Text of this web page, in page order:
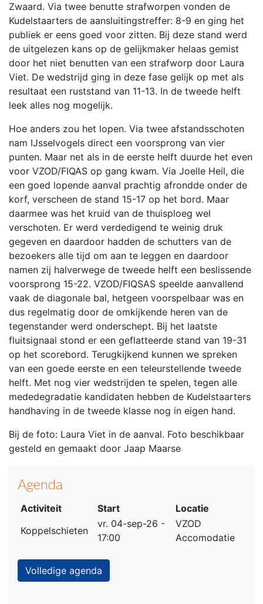
Zwaard. Via twee benutte strafworpen vonden de
Kudelstaarters de aansluitingstreffer: 8-9 en ging het
publiek er eens goed voor zitten. Bij deze stand werd
de uitgelezen kans op de gelijkmaker helaas gemist
door het niet benutten van een strafworp door Laura
Viet. De wedstrijd ging in deze fase gelijk op met als
resultaat een ruststand van 11-13. In de tweede helft
leek alles nog mogelijk.
Hoe anders zou het lopen. Via twee afstandsschoten
nam IJsselvogels direct een voorsprong van vier
punten. Maar net als in de eerste helft duurde het even
voor VZOD/FIQAS op gang kwam. Via Joelle Heil, die
een goed lopende aanval prachtig afrondde onder de
korf, verscheen de stand 15-17 op het bord. Maar
daarmee was het kruid van de thuisploeg wel
verschoten. Er werd verdedigend te weinig druk
gegeven en daardoor hadden de schutters van de
bezoekers alle tijd om aan te leggen en daardoor
namen zij halverwege de tweede helft een beslissende
voorsprong 15-22. VZOD/FIQSAS speelde aanvallend
vaak de diagonale bal, hetgeen voorspelbaar was en
dus regelmatig door de omkijkende heren van de
tegenstander werd onderschept. Bij het laatste
fluitsignaal stond er een geflatteerde stand van 19-31
op het scorebord. Terugkijkend kunnen we spreken
van een goede eerste en een teleurstellende tweede
helft. Met nog vier wedstrijden te spelen, tegen alle
mededegradatie kandidaten hebben de Kudelstaarters
handhaving in de tweede klasse nog in eigen hand.
Bij de foto: Laura Viet in de aanval. Foto beschikbaar
gesteld en gemaakt door Jaap Maarse
Agenda
Activiteit Start
Locatie
Koppelschieten
vr. 04-sep-26 -
17:00
VZOD
Accomodatie
Volledige agenda